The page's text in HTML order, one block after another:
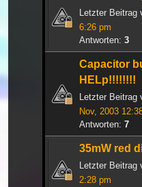
Letzter Beitrag
6:26 pm
Antworten: 3
Capacitor
HELp!!!!!!!!
Letzter Beitrag
Nov, 2003
Antworten: 7
35mW red
Letzter Beitrag
2:28 pm